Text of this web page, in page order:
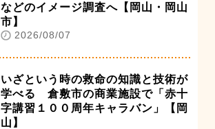
などのイメージ調査へ【岡山・岡山
市】
2026/08/07
いざという時の救命の知識と技術が
学べる 倉敷市の商業施設で「赤十
字講習１００周年キャラバン」【岡
山】